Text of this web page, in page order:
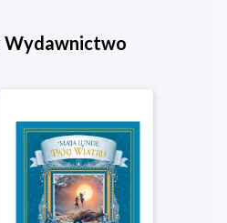
Wydawnictwo